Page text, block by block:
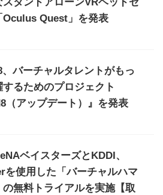
Oculus Quest」を発表
バーチャルタレントがもっ
するためのプロジェクト
（アップデート）』を発表
ベイスターズとKDDI、
を使用した「バーチャルハマ
の無料トライアルを実施【取